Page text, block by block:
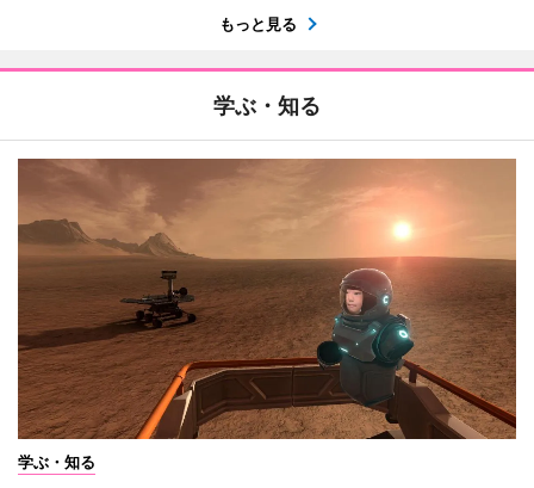
もっと見る
学ぶ・知る
学ぶ・知る